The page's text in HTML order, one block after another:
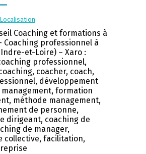
Localisation
Coaching et formations à
Coaching professionnel à
Indre-et-Loire) – Xaro :
professionnel,
coacher, coach,
développement
formation
méthode management,
de personne,
dirigeant, coaching de
de manager,
collective, facilitation,